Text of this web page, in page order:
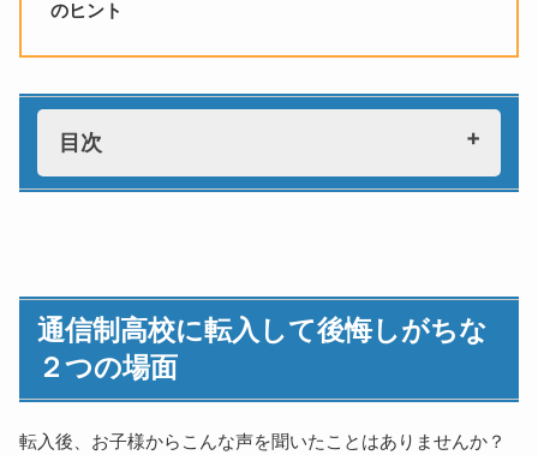
のヒント
目次
レ」と「後悔」
学校でのズレ
学習スタイルが自分に合っていない
同年代とつながる機会が少ない
家庭でのズレ
通信制高校に転入して後悔しがちな
２つの場面
転入後、お子様からこんな声を聞いたことはありませんか？